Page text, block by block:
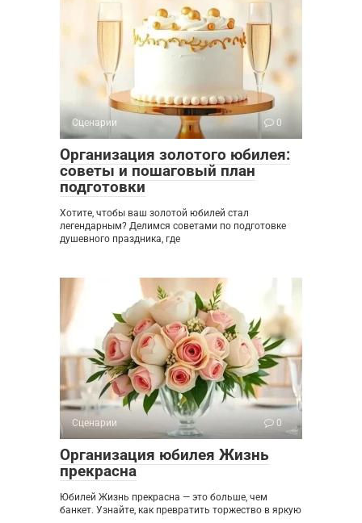
Сценарии 0
Организация золотого юбилея:
советы и пошаговый план
подготовки
Хотите, чтобы ваш золотой юбилей стал
легендарным? Делимся советами по подготовке
душевного праздника, где
Сценарии 0
Организация юбилея Жизнь
прекрасна
Юбилей Жизнь прекрасна — это больше, чем
банкет. Узнайте, как превратить торжество в яркую